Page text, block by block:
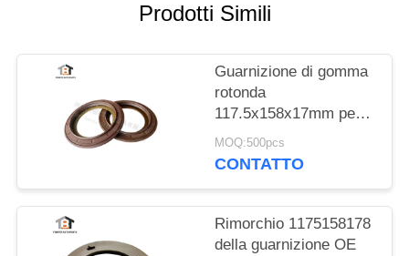
Prodotti Simili
Guarnizione di gomma
rotonda
117.5x158x17mm per il
ponte di BPW con
l'OEM d'acciaio di
0256647400
MOQ:500pcs
CONTATTO
Rimorchio 1175158178
della guarnizione OE